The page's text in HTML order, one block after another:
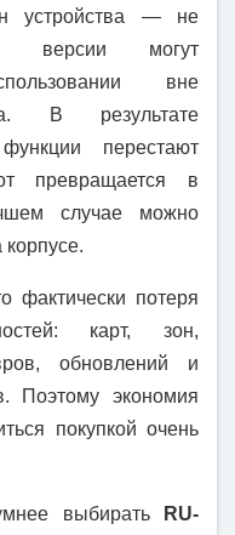
устройства — не
версии могут
вне
В результате
перестают
превращается в
случае можно
корпусе.
фактически потеря
карт, зон,
обновлений и
Поэтому экономия
покупкой очень
выбирать
RU-